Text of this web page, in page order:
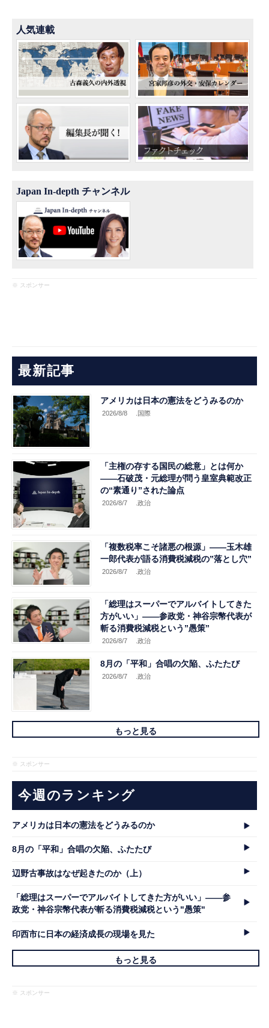
人気連載
Japan In-depth チャンネル
※ スポンサー
最新記事
アメリカは日本の憲法をどうみるのか
2026/8/8 .国際
「主権の存する国民の総意」とは何か
――石破茂・元総理が問う皇室典範改正
の“素通り”された論点
2026/8/7 .政治
「複数税率こそ諸悪の根源」――玉木雄
一郎代表が語る消費税減税の”落とし穴”
2026/8/7 .政治
「総理はスーパーでアルバイトしてきた
方がいい」――参政党・神谷宗幣代表が
斬る消費税減税という”愚策”
2026/8/7 .政治
8月の「平和」合唱の欠陥、ふたたび
2026/8/7 .政治
もっと見る
※ スポンサー
今週のランキング
アメリカは日本の憲法をどうみるのか
8月の「平和」合唱の欠陥、ふたたび
辺野古事故はなぜ起きたのか（上）
「総理はスーパーでアルバイトしてきた方がいい」――参
政党・神谷宗幣代表が斬る消費税減税という"愚策"
印西市に日本の経済成長の現場を見た
もっと見る
※ スポンサー